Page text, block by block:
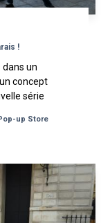
!
un
concept
série
up Store